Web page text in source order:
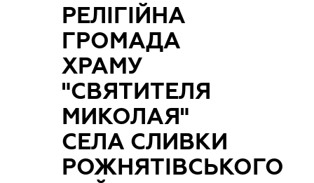
РЕЛІГІЙНА
ГРОМАДА
ХРАМУ
"СВЯТИТЕЛЯ
МИКОЛАЯ"
СЕЛА СЛИВКИ
РОЖНЯТІВСЬКОГО